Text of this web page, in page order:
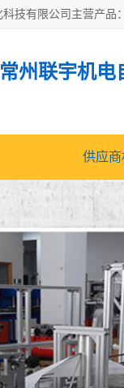
常州联宇机电
供应商